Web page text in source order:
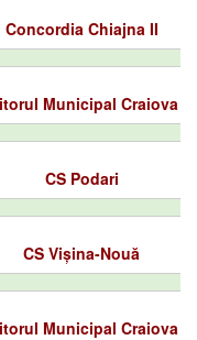
Concordia Chiajna II
Municipal Craiova
CS Podari
CS Vișina-Nouă
Municipal Craiova